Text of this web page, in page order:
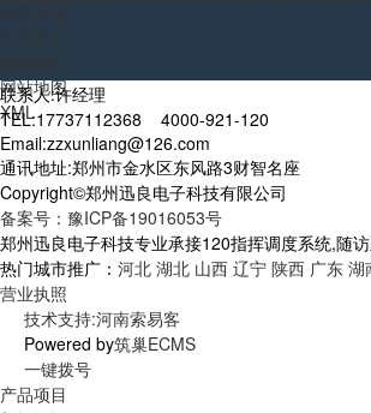
网站地图
XML
联系人:许经理
TEL:17737112368 4000-921-120
Email:zzxunliang@126.com
通讯地址:郑州市金水区东风路3财智名座
Copyright©郑州迅良电子科技有限公司
备案号：豫ICP备19016053号
郑州迅良电子科技专业承接120指挥调度系统,随
热门城市推广： 河北 湖北 山西 辽宁 陕西 广东 湖
营业执照
技术支持:河南索易客
Powered by筑巢ECMS
一键拨号
产品项目